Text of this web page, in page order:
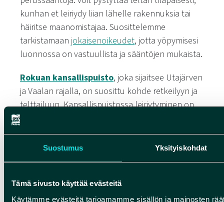
Suostumus Yksityiskohdat
Tämä sivusto käyttää evästeitä
Käytämme evästeitä tarjoamamme sisällön ja mainosten
kunhan et leiriydy liian lähelle rakennuksia tai
häiritse maanomistajaa. Suosittelemme
tarkistamaan jokaisenoikeudet, jotta yöpymisesi
luonnossa on vastuullista ja sääntöjen mukaista.
Rokuan kansallispuisto, joka sijaitsee Utajärven
ja Vaalan rajalla, on suosittu kohde retkeilyyn ja
telttailuun. Kansallispuistossa leiriytyminen on
läheisyydessä. Harjumaisemat ja jäkäläkankaat
ovat herkkiä kulumiselle, joten teltta kannattaa
sijoittaa jo käytetylle paikalle. Alueelta löytyy
suojaisempaa majoitusta.